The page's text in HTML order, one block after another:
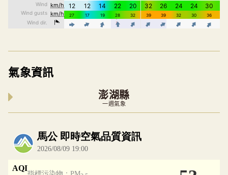
氣象資訊
澎湖縣
一週氣象
內嵌空氣品質小工具為視覺預覽，完整即時空